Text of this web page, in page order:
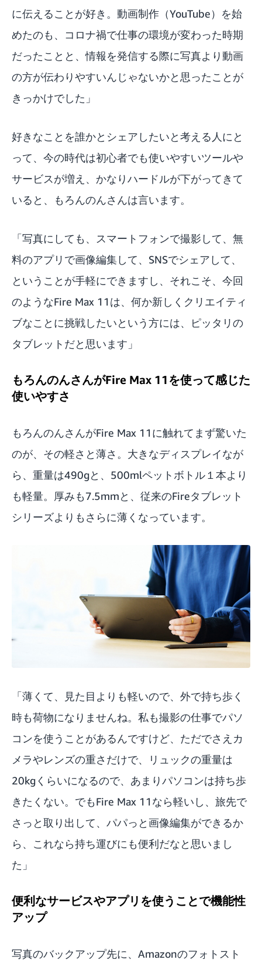
に伝えることが好き。動画制作（YouTube）を始
めたのも、コロナ禍で仕事の環境が変わった時期
だったことと、情報を発信する際に写真より動画
の方が伝わりやすいんじゃないかと思ったことが
きっかけでした」
好きなことを誰かとシェアしたいと考える人にと
って、今の時代は初心者でも使いやすいツールや
サービスが増え、かなりハードルが下がってきて
いると、もろんのんさんは言います。
「写真にしても、スマートフォンで撮影して、無
料のアプリで画像編集して、SNSでシェアして、
ということが手軽にできますし、それこそ、今回
のようなFire Max 11は、何か新しくクリエイティ
ブなことに挑戦したいという方には、ピッタリの
タブレットだと思います」
もろんのんさんがFire Max 11を使って感じた
使いやすさ
もろんのんさんがFire Max 11に触れてまず驚いた
のが、その軽さと薄さ。大きなディスプレイなが
ら、重量は490gと、500mlペットボトル１本より
も軽量。厚みも7.5mmと、従来のFireタブレット
シリーズよりもさらに薄くなっています。
「薄くて、見た目よりも軽いので、外で持ち歩く
時も荷物になりませんね。私も撮影の仕事でパソ
コンを使うことがあるんですけど、ただでさえカ
メラやレンズの重さだけで、リュックの重量は
20kgくらいになるので、あまりパソコンは持ち歩
きたくない。でもFire Max 11なら軽いし、旅先で
さっと取り出して、パパっと画像編集ができるか
ら、これなら持ち運びにも便利だなと思いまし
た」
便利なサービスやアプリを使うことで機能性
アップ
写真のバックアップ先に、Amazonのフォトスト